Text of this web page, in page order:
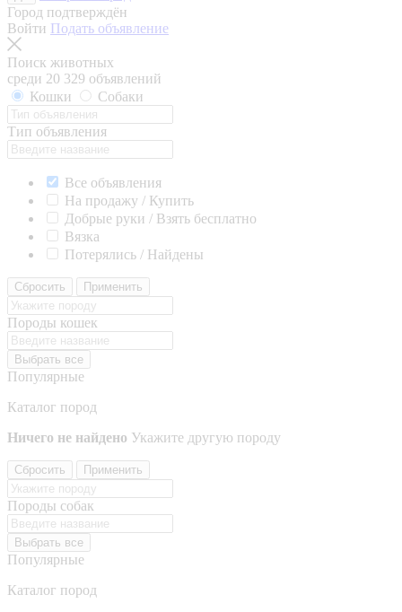
Город подтверждён
Войти Подать объявление
Поиск животных
среди 20 329 объявлений
Кошки
Собаки
Тип объявления
Все объявления
На продажу / Купить
Добрые руки / Взять бесплатно
Вязка
Потерялись / Найдены
Сбросить Применить
Породы кошек
Выбрать все
Популярные
Каталог пород
Ничего не найдено Укажите другую породу
Сбросить Применить
Породы собак
Выбрать все
Популярные
Каталог пород